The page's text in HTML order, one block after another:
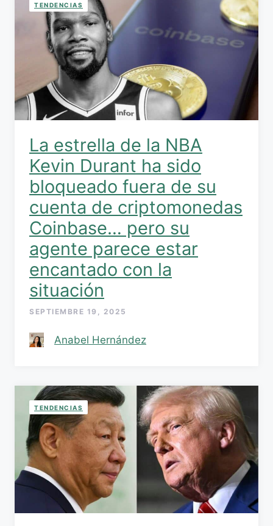
TENDENCIAS
La estrella de la NBA
Kevin Durant ha sido
bloqueado fuera de su
cuenta de criptomonedas
Coinbase… pero su
agente parece estar
encantado con la
situación
SEPTIEMBRE 19, 2025
Anabel Hernández
TENDENCIAS